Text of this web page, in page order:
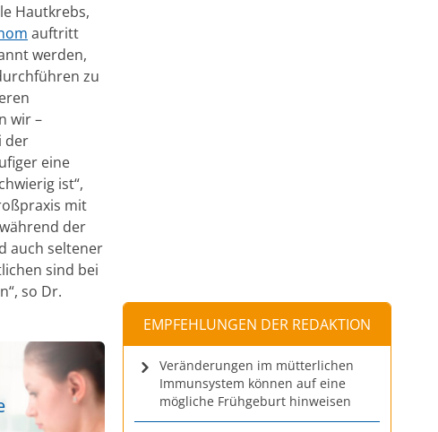
Hautkrebs,
auftritt
werden,
zu
wir –
der
eine
ist“,
mit
der
auch seltener
sind bei
so Dr.
EMPFEHLUNGEN DER REDAKTION
Veränderungen im mütterlichen
Immunsystem können auf eine
mögliche Frühgeburt hinweisen